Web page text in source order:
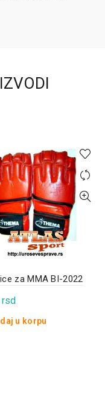
za MMA BI-2022
rsd
u korpu